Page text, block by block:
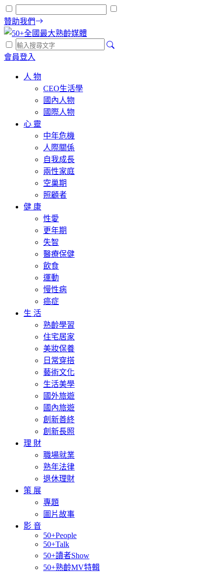
贊助我們
會員登入
人 物
CEO生活學
國內人物
國際人物
心 靈
中年危機
人際關係
自我成長
兩性家庭
空巢期
照顧者
健 康
性愛
更年期
失智
醫療保健
飲食
運動
慢性病
癌症
生 活
熟齡學習
住宅居家
美妝保養
日常穿搭
藝術文化
生活美學
國外旅遊
國內旅遊
創新善終
創新長照
理 財
職場就業
熟年法律
退休理財
策 展
專題
圖片故事
影 音
50+People
50+Talk
50+讀者Show
50+熟齡MV特輯